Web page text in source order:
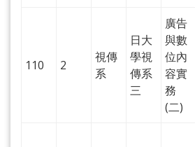
110 2
視傳
系
日大
學視
傳系
三
廣告
與數
位內
容實
務
(二)